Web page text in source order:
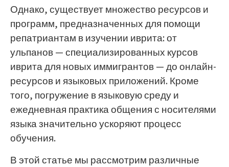
Однако, существует множество ресурсов и
программ, предназначенных для помощи
репатриантам в изучении иврита: от
ульпанов — специализированных курсов
иврита для новых иммигрантов — до онлайн-
ресурсов и языковых приложений. Кроме
того, погружение в языковую среду и
ежедневная практика общения с носителями
языка значительно ускоряют процесс
обучения.
В этой статье мы рассмотрим различные